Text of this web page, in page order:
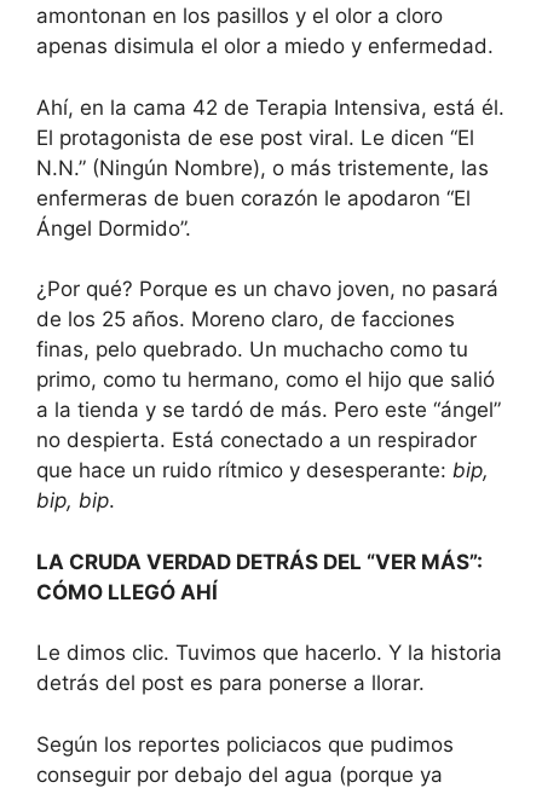
amontonan en los pasillos y el olor a cloro
apenas disimula el olor a miedo y enfermedad.
Ahí, en la cama 42 de Terapia Intensiva, está él.
El protagonista de ese post viral. Le dicen “El
N.N.” (Ningún Nombre), o más tristemente, las
enfermeras de buen corazón le apodaron “El
Ángel Dormido”.
¿Por qué? Porque es un chavo joven, no pasará
de los 25 años. Moreno claro, de facciones
finas, pelo quebrado. Un muchacho como tu
primo, como tu hermano, como el hijo que salió
a la tienda y se tardó de más. Pero este “ángel”
no despierta. Está conectado a un respirador
que hace un ruido rítmico y desesperante: bip,
bip, bip.
LA CRUDA VERDAD DETRÁS DEL “VER MÁS”:
CÓMO LLEGÓ AHÍ
Le dimos clic. Tuvimos que hacerlo. Y la historia
detrás del post es para ponerse a llorar.
Según los reportes policiacos que pudimos
conseguir por debajo del agua (porque ya